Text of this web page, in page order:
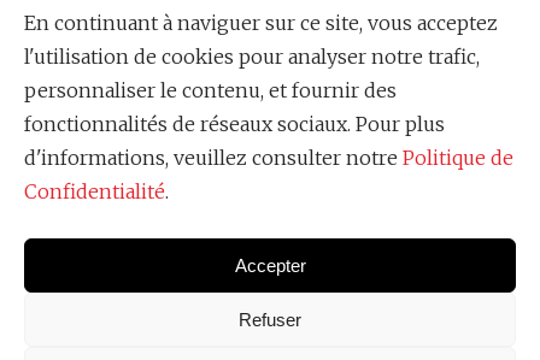
En continuant à naviguer sur ce site, vous acceptez
l'utilisation de cookies pour analyser notre trafic,
personnaliser le contenu, et fournir des
fonctionnalités de réseaux sociaux. Pour plus
d'informations, veuillez consulter notre Politique de
Confidentialité.
Accepter
Refuser
Blog Les RH
Contact